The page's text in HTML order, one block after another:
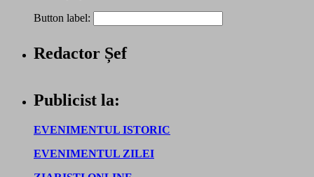
Button label:
Redactor Șef
Publicist la:
EVENIMENTUL ISTORIC
EVENIMENTUL ZILEI